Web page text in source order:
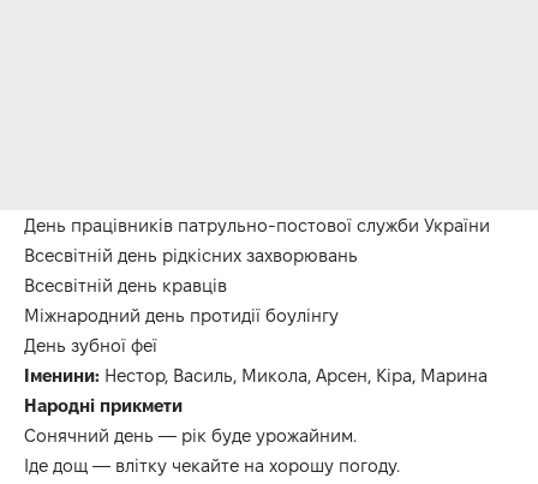
День працівників патрульно-постової служби України
Всесвітній день рідкісних захворювань
Всесвітній день кравців
Міжнародний день протидії боулінгу
День зубної феї
Іменини: Нестор, Василь, Микола, Арсен, Кіра, Марина
Народні прикмети
Сонячний день — рік буде урожайним.
Іде дощ — влітку чекайте на хорошу погоду.